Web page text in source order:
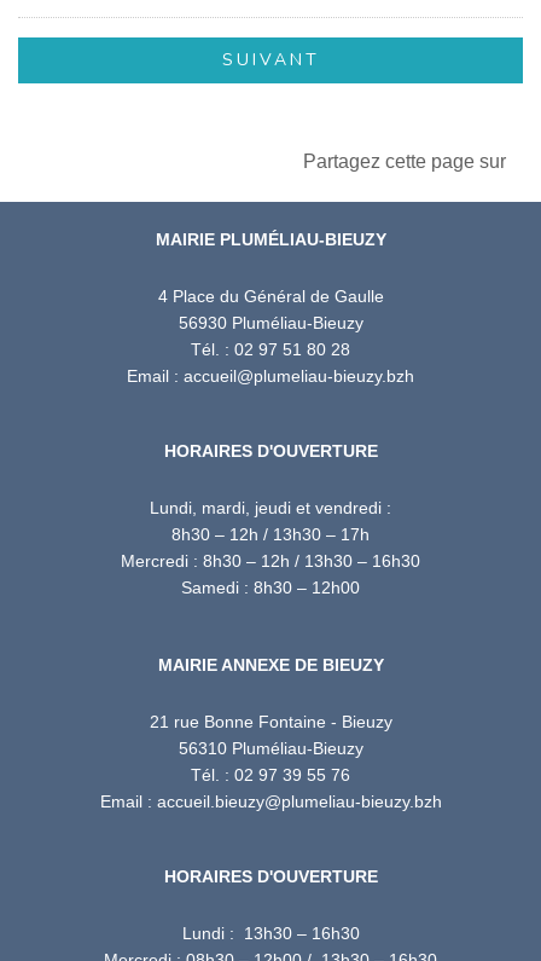
Partagez cette page sur
MAIRIE PLUMÉLIAU-BIEUZY
4 Place du Général de Gaulle
56930 Pluméliau-Bieuzy
Tél. : 02 97 51 80 28
Email : accueil@plumeliau-bieuzy.bzh
HORAIRES D'OUVERTURE
Lundi, mardi, jeudi et vendredi :
8h30 – 12h / 13h30 – 17h
Mercredi : 8h30 – 12h / 13h30 – 16h30
Samedi : 8h30 – 12h00
MAIRIE ANNEXE DE BIEUZY
21 rue Bonne Fontaine - Bieuzy
56310 Pluméliau-Bieuzy
Tél. : 02 97 39 55 76
Email : accueil.bieuzy@plumeliau-bieuzy.bzh
HORAIRES D'OUVERTURE
Lundi : 13h30 – 16h30